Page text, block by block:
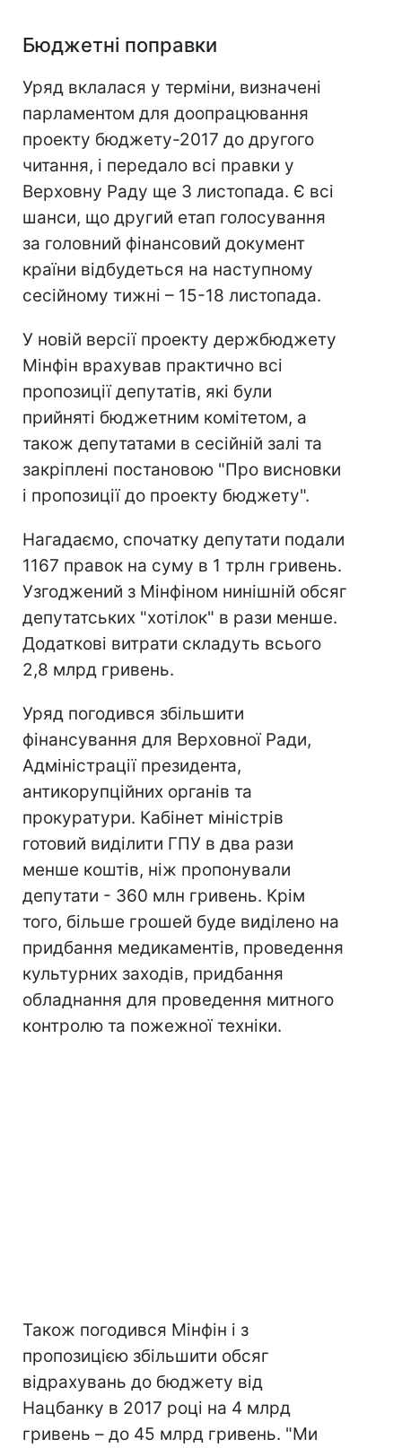
Бюджетні поправки
Уряд вклалася у терміни, визначені
парламентом для доопрацювання
проекту бюджету-2017 до другого
читання, і передало всі правки у
Верховну Раду ще 3 листопада. Є всі
шанси, що другий етап голосування
за головний фінансовий документ
країни відбудеться на наступному
сесійному тижні – 15-18 листопада.
У новій версії проекту держбюджету
Мінфін врахував практично всі
пропозиції депутатів, які були
прийняті бюджетним комітетом, а
також депутатами в сесійній залі та
закріплені постановою "Про висновки
і пропозиції до проекту бюджету".
Нагадаємо, спочатку депутати подали
1167 правок на суму в 1 трлн гривень.
Узгоджений з Мінфіном нинішній обсяг
депутатських "хотілок" в рази менше.
Додаткові витрати складуть всього
2,8 млрд гривень.
Уряд погодився збільшити
фінансування для Верховної Ради,
Адміністрації президента,
антикорупційних органів та
прокуратури. Кабінет міністрів
готовий виділити ГПУ в два рази
менше коштів, ніж пропонували
депутати - 360 млн гривень. Крім
того, більше грошей буде виділено на
придбання медикаментів, проведення
культурних заходів, придбання
обладнання для проведення митного
контролю та пожежної техніки.
Також погодився Мінфін і з
пропозицією збільшити обсяг
відрахувань до бюджету від
Нацбанку в 2017 році на 4 млрд
гривень – до 45 млрд гривень. "Ми